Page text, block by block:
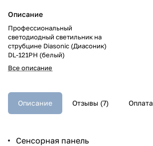
Описание
Профессиональный
светодиодный светильник на
струбцине Diasonic (Диасоник)
DL-121PH (белый)
Все описание
Описание Отзывы (7) Оплата
Сенсорная панель